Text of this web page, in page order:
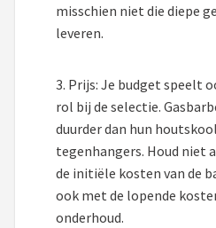
misschien niet die diepe
leveren.
3. Prijs: Je budget speelt
rol bij de selectie.
duurder dan hun
tegenhangers. Houd niet
de initiële kosten van de
ook met de lopende
onderhoud.